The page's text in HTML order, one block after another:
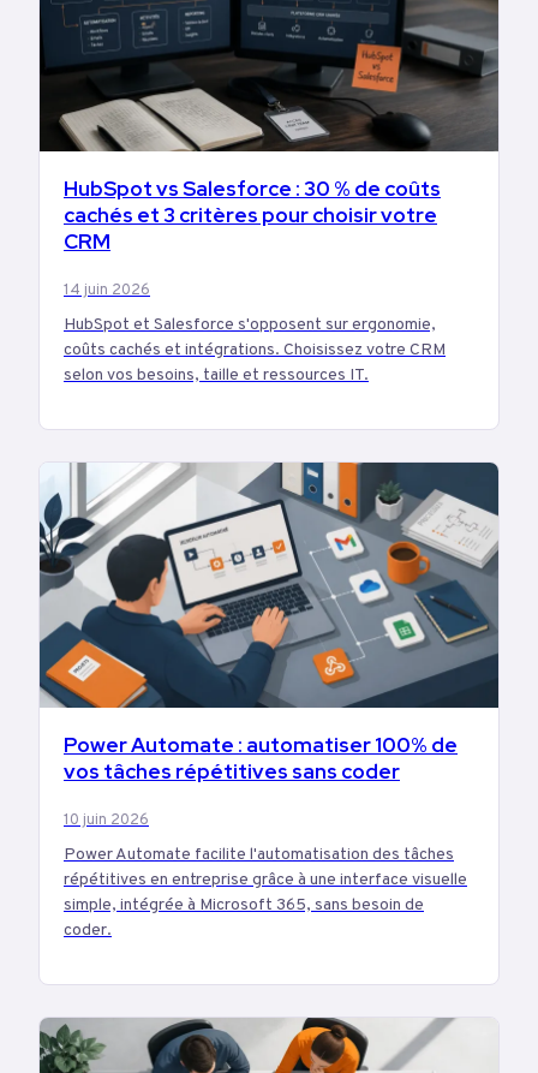
TECH
HubSpot vs Salesforce : 30 % de coûts
cachés et 3 critères pour choisir votre
CRM
14 juin 2026
HubSpot et Salesforce s'opposent sur ergonomie,
coûts cachés et intégrations. Choisissez votre CRM
selon vos besoins, taille et ressources IT.
TECH
Power Automate : automatiser 100% de
vos tâches répétitives sans coder
10 juin 2026
Power Automate facilite l'automatisation des tâches
répétitives en entreprise grâce à une interface visuelle
simple, intégrée à Microsoft 365, sans besoin de
coder.